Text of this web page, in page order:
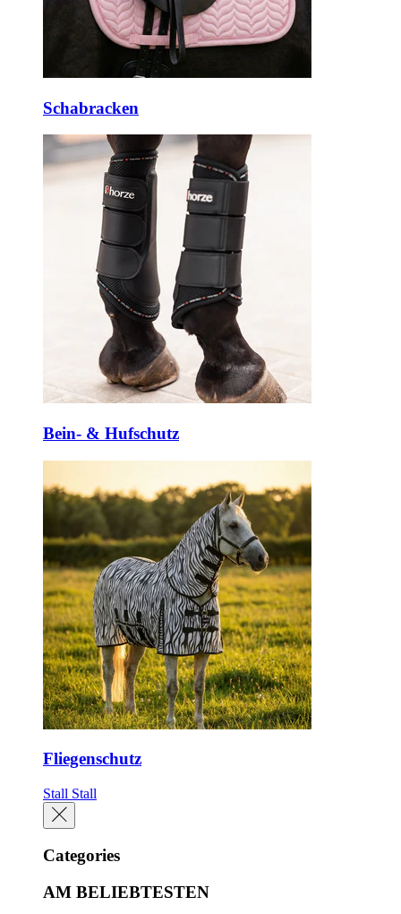
Schabracken
Bein- & Hufschutz
Fliegenschutz
Stall Stall
Categories
AM BELIEBTESTEN